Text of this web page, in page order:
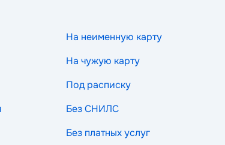
На неименную карту
На чужую карту
Под расписку
Без СНИЛС
Без платных услуг